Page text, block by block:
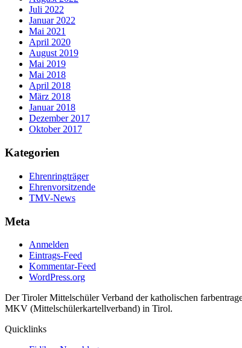
Juli 2022
Januar 2022
Mai 2021
April 2020
August 2019
Mai 2019
Mai 2018
April 2018
März 2018
Januar 2018
Dezember 2017
Oktober 2017
Kategorien
Ehrenringträger
Ehrenvorsitzende
TMV-News
Meta
Anmelden
Eintrags-Feed
Kommentar-Feed
WordPress.org
Der Tiroler Mittelschüler Verband der katholischen
MKV (Mittelschülerkartellverband) in Tirol.
Quicklinks